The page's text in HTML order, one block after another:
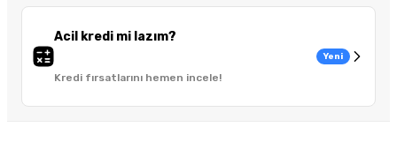
Acil kredi mi lazım?
Kredi fırsatlarını hemen incele!
Yeni